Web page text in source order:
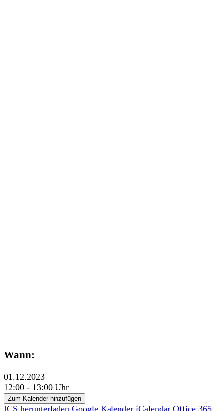
Wann:
01.12.2023
12:00 - 13:00 Uhr
Zum Kalender hinzufügen
ICS herunterladen Google Kalender iCalendar Office 365